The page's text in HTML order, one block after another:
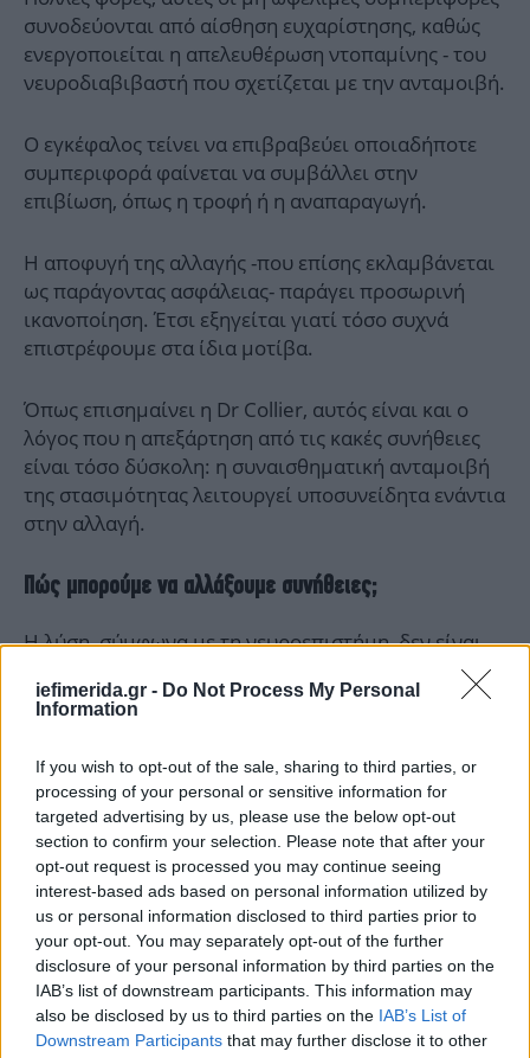
iefimerida.gr - Do Not Process My Personal
Information
If you wish to opt-out of the sale, sharing to third parties, or
processing of your personal or sensitive information for
targeted advertising by us, please use the below opt-out
section to confirm your selection. Please note that after your
opt-out request is processed you may continue seeing
interest-based ads based on personal information utilized by
us or personal information disclosed to third parties prior to
your opt-out. You may separately opt-out of the further
disclosure of your personal information by third parties on the
IAB’s list of downstream participants. This information may
also be disclosed by us to third parties on the IAB’s List of
Downstream Participants that may further disclose it to other
συνοδεύονται από αίσθηση ευχαρίστησης, καθώς
ενεργοποιείται η απελευθέρωση ντοπαμίνης - του
νευροδιαβιβαστή που σχετίζεται με την ανταμοιβή.
Ο εγκέφαλος τείνει να επιβραβεύει οποιαδήποτε
συμπεριφορά φαίνεται να συμβάλλει στην
επιβίωση, όπως η τροφή ή η αναπαραγωγή.
Η αποφυγή της αλλαγής -που επίσης εκλαμβάνεται
ως παράγοντας ασφάλειας- παράγει προσωρινή
ικανοποίηση. Έτσι εξηγείται γιατί τόσο συχνά
επιστρέφουμε στα ίδια μοτίβα.
Όπως επισημαίνει η Dr Collier, αυτός είναι και ο
λόγος που η απεξάρτηση από τις κακές συνήθειες
είναι τόσο δύσκολη: η συναισθηματική ανταμοιβή
της στασιμότητας λειτουργεί υποσυνείδητα ενάντια
στην αλλαγή.
Πώς μπορούμε να αλλάξουμε συνήθειες;
Η λύση, σύμφωνα με τη νευροεπιστήμη, δεν είναι
ενεργήσουμε, αλλά να «σκεφτούμε ενώ πράττουμε».
Όταν βρισκόμαστε στο μέσο μιας συνήθειας, όπως
η περιήγηση στα μέσα κοινωνικής δικτύωσης,
πρέπει να παρατηρούμε συνειδητά πώς
αισθανόμαστε: Μας προσφέρει πραγματική
ικανοποίηση; Είναι πιο ουσιαστικό από αυτό που
είχαμε σκοπό να κάνουμε; Τι κερδίζουμε και τι
χάνουμε;